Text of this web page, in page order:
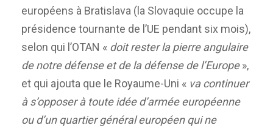
européens à Bratislava (la Slovaquie occupe la
présidence tournante de l’UE pendant six mois),
selon qui l’OTAN « doit rester la pierre angulaire
de notre défense et de la défense de l’Europe»,
et qui ajouta que le Royaume-Uni « va continuer
à s’opposer à toute idée d’armée européenne
ou d’un quartier général européen qui ne